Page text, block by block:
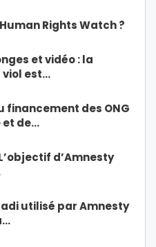
Rights Watch ?
et vidéo : la
viol est…
financement des ONG
et de…
d’Amnesty
utilisé par Amnesty